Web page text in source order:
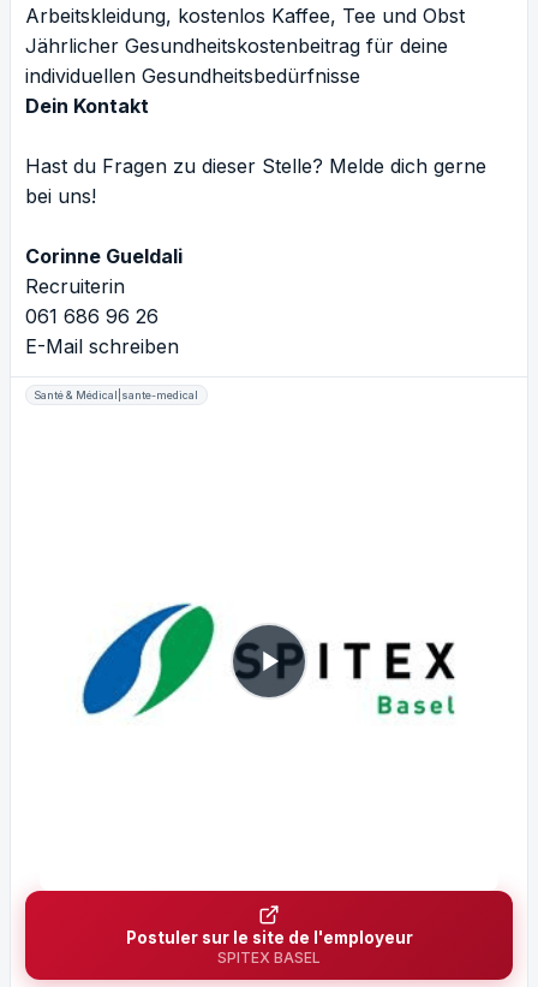
Arbeitskleidung, kostenlos Kaffee, Tee und Obst
Jährlicher Gesundheitskostenbeitrag für deine
individuellen Gesundheitsbedürfnisse
Dein Kontakt
Hast du Fragen zu dieser Stelle? Melde dich gerne
bei uns!
Corinne Gueldali
Recruiterin
061 686 96 26
E-Mail schreiben
Santé & Médical|sante-medical
Postuler sur le site de l'employeur
SPITEX BASEL